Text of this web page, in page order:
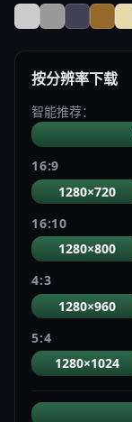
按分辨率下载
智能推荐：
16:9
1280×720
16:10
1280×800
4:3
1280×960
5:4
1280×1024